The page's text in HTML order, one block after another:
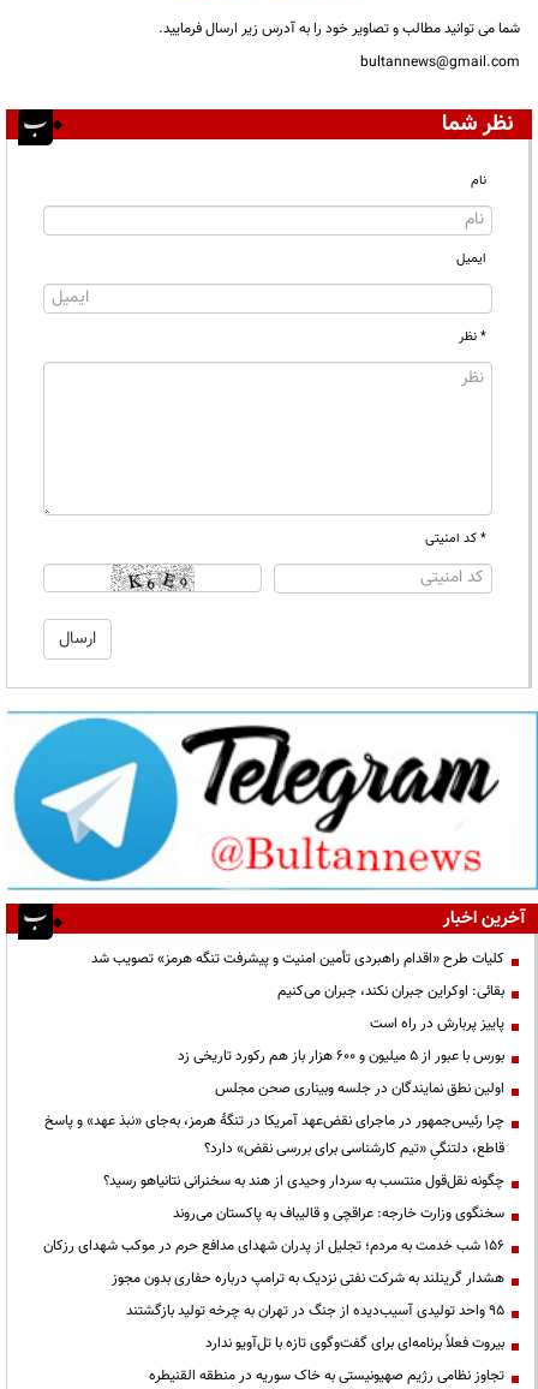
شما می توانید مطالب و تصاویر خود را به آدرس زیر ارسال فرمایید.
bultannews@gmail.com
نظر شما
نام
ایمیل
* نظر
* کد امنیتی
آخرین اخبار
کلیات طرح «اقدام راهبردی تأمین امنیت و پیشرفت تنگه هرمز» تصویب شد
بقائی: اوکراین جبران نکند، جبران می‌کنیم
پاییز پربارش در راه است
بورس با عبور از ۵ میلیون و ۶۰۰ هزار باز هم رکورد تاریخی زد
اولین نطق نمایندگان در جلسه وبیناری صحن مجلس
چرا رئیس‌جمهور در ماجرای نقض‌عهد آمریکا در تنگهٔ هرمز، به‌جای «نبذ عهد» و پاسخ
قاطع، دلتنگیِ «تیم کارشناسی برای بررسی نقض» دارد؟
چگونه نقل‌قول منتسب به سردار وحیدی از هند به سخنرانی نتانیاهو رسید؟
سخنگوی وزارت خارجه: عراقچی و قالیباف به پاکستان می‌روند
۱۵۶ شب خدمت به مردم؛ تجلیل از پدران شهدای مدافع حرم در موکب شهدای رزکان
هشدار گرینلند به شرکت نفتی نزدیک به ترامپ درباره حفاری بدون مجوز
95 واحد تولیدی آسیب‌دیده از جنگ در تهران به چرخه تولید بازگشتند
بیروت فعلاً برنامه‌ای برای گفت‌وگوی تازه با تل‌آویو ندارد
تجاوز نظامی رژیم صهیونیستی به خاک سوریه در منطقه القنیطره